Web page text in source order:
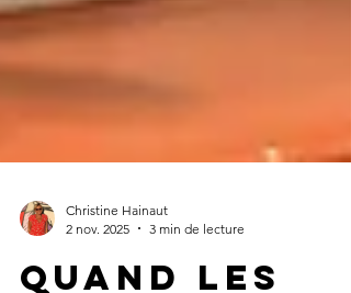
2 nov. 2025
3 min de lecture